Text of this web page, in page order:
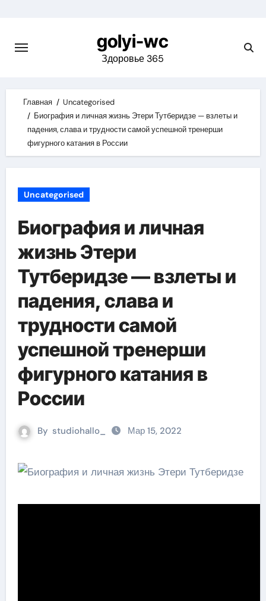
content
golyi-wc
Здоровье 365
Главная
Uncategorised
Биография и личная жизнь Этери Тутберидзе — взлеты и
падения, слава и трудности самой успешной тренерши
фигурного катания в России
Uncategorised
Биография и личная
жизнь Этери
Тутберидзе — взлеты и
падения, слава и
трудности самой
успешной тренерши
фигурного катания в
России
By studiohallo_ Мар 15, 2022